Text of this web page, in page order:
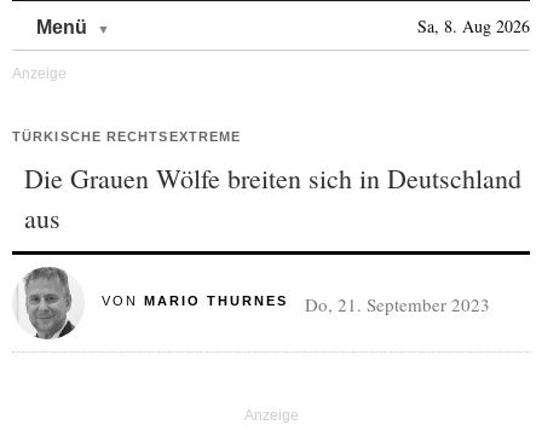
Menü Sa, 8. Aug 2026
TÜRKISCHE RECHTSEXTREME
Die Grauen Wölfe breiten sich in Deutschland
aus
VON MARIO THURNES Do, 21. September 2023